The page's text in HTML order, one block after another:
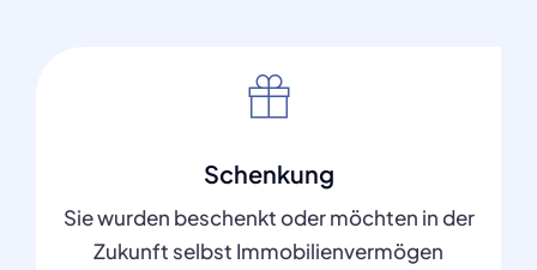
Schenkung
Sie wurden beschenkt oder möchten in der
Zukunft selbst Immobilienvermögen